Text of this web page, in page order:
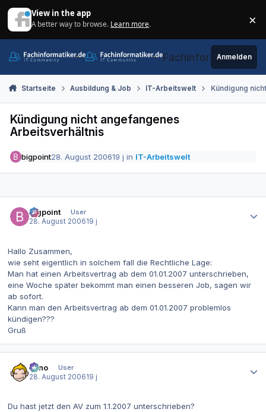
View in the app
A better way to browse. Learn more. ×
Fachinformatiker.de
Anmelden
Startseite Ausbildung & Job IT-Arbeitswelt Kündigung
Kündigung nicht angefangenes
Arbeitsverhältnis
bigpoint28. August 200619 j in IT-Arbeitswelt
bigpoint
User
28. August 200619 j
Hallo Zusammen,
wie seht eigentlich in solchem fall die Rechtliche Lage:
Man hat einen Arbeitsvertrag ab dem 01.01.2007 unterschrieben,
eine Woche später bekommt man einen besseren Job, sagen wir
ab sofort.
Kann man den Arbeitsvertrag ab dem 01.01.2007 problemlos
kündigen???
Gruß
Enno
User
28. August 200619 j
Du hast jetzt den AV zum 1.1.2007 unterschrieben?